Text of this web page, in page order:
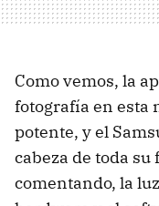
Como vemos, la
fotografía en esta
potente, y el
cabeza de toda
comentando, la